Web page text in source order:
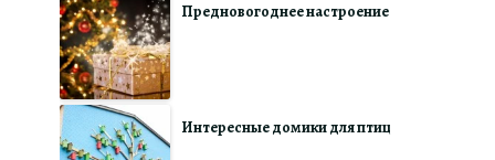
Предновогоднее настроение
Интересные домики для птиц